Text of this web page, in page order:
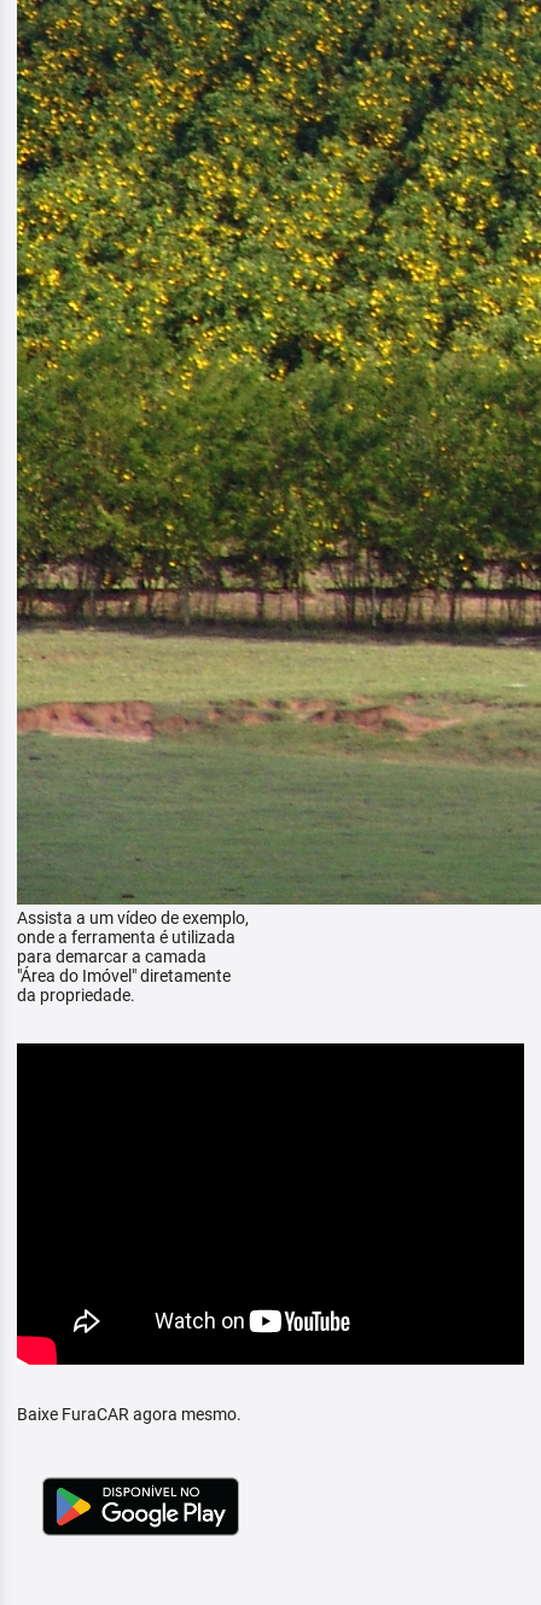
Assista a um vídeo de exemplo,
onde a ferramenta é utilizada
para demarcar a camada
"Área do Imóvel" diretamente
da propriedade.
Baixe FuraCAR agora mesmo.